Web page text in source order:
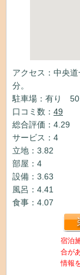
アクセス：中央
分。
駐車場：有り
口コミ数： 49
総合評価：4.29
サービス：4
立地：3.82
部屋：4
設備：3.63
風呂：4.41
食事：4.07
宿泊
合が
情報